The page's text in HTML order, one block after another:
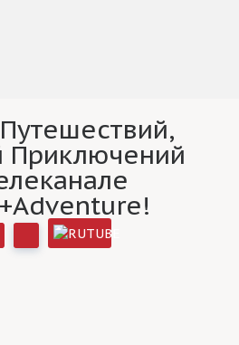
Приключений